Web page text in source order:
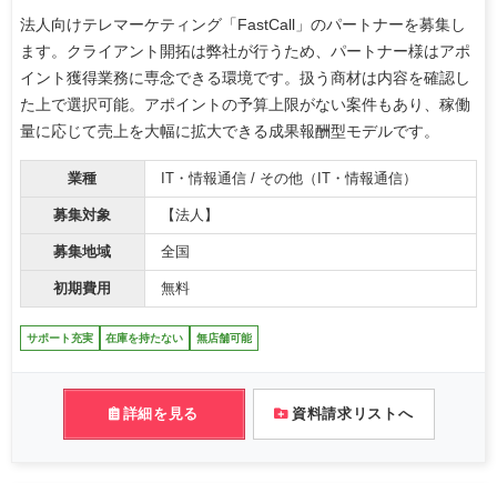
法人向けテレマーケティング「FastCall」のパートナーを募集し
ます。クライアント開拓は弊社が行うため、パートナー様はアポ
イント獲得業務に専念できる環境です。扱う商材は内容を確認し
た上で選択可能。アポイントの予算上限がない案件もあり、稼働
量に応じて売上を大幅に拡大できる成果報酬型モデルです。
業種 IT・情報通信 / その他（IT・情報通信）
募集対象 【法人】
募集地域 全国
初期費用 無料
サポート充実 在庫を持たない 無店舗可能
詳細を見る 資料請求リストへ